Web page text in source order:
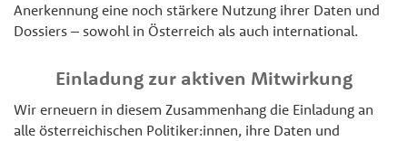
Anerkennung eine noch stärkere Nutzung ihrer Daten und
Dossiers – sowohl in Österreich als auch international.
Einladung zur aktiven Mitwirkung
Wir erneuern in diesem Zusammenhang die Einladung an
alle österreichischen Politiker:innen, ihre Daten und